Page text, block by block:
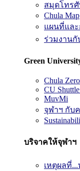
สมุดโทร
Chula Map
แผนที่และ
ร่วมงานกั
Green
Chula
CU
MuvMi
จุฬาฯ กับ
บริจาคให้จุฬาฯ
เหตุผลที่